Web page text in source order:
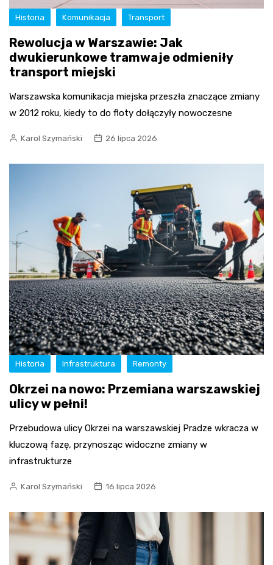
Historia Komunikacja Transport
Rewolucja w Warszawie: Jak
dwukierunkowe tramwaje odmieniły
transport miejski
Warszawska komunikacja miejska przeszła znaczące zmiany
w 2012 roku, kiedy to do floty dołączyły nowoczesne
Karol Szymański 26 lipca 2026
Historia Infrastruktura Remonty
Okrzei na nowo: Przemiana warszawskiej
ulicy w pełni!
Przebudowa ulicy Okrzei na warszawskiej Pradze wkracza w
kluczową fazę, przynosząc widoczne zmiany w
infrastrukturze
Karol Szymański 16 lipca 2026